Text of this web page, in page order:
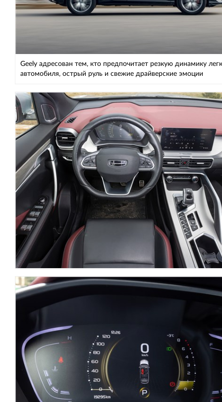
Geely адресован тем, кто предпочитает резкую динамику
автомобиля, острый руль и свежие драйверские эмоции